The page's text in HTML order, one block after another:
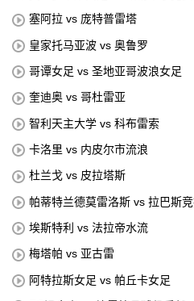
塞阿拉 vs 庞特普雷塔
皇家托马亚波 vs 奥鲁罗
哥谭女足 vs 圣地亚哥波浪女足
奎迪奥 vs 哥杜雷亚
智利天主大学 vs 科布雷索
卡洛里 vs 内皮尔市流浪
杜兰戈 vs 皮拉塔斯
帕蒂特兰德莫雷洛斯 vs 拉巴斯
埃斯特利 vs 法拉帝水流
梅塔帕 vs 亚古雷
阿特拉斯女足 vs 帕丘卡女足